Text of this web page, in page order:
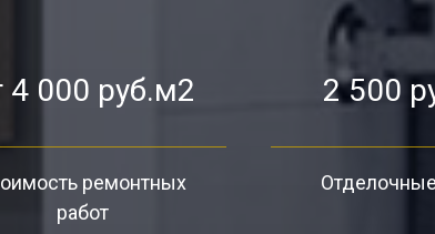
4 000 руб.м2
ремонтных
работ
2 500